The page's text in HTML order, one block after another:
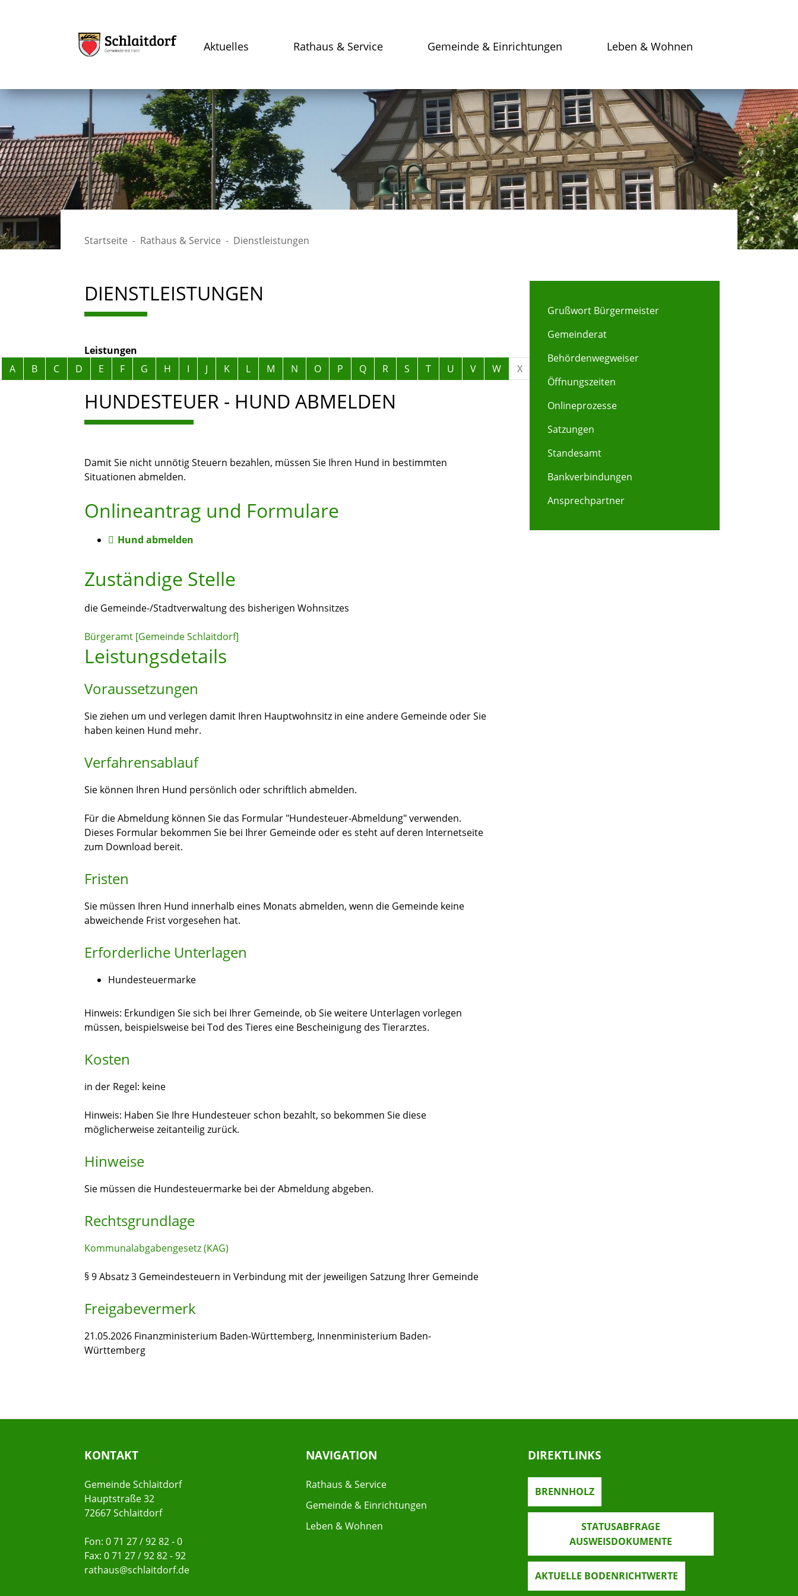
Aktuelles Rathaus & Service Gemeinde & Einrichtungen Leben & Wohnen
Startseite Rathaus & Service Dienstleistungen
DIENSTLEISTUNGEN
Leistungen
Alphabetisches Register überspringen
A B C D E F G H I J K L M N O P Q R S T U V W X
HUNDESTEUER - HUND ABMELDEN
Damit Sie nicht unnötig Steuern bezahlen, müssen Sie Ihren Hund in bestimmten
Situationen abmelden.
Onlineantrag und Formulare
Hund abmelden
Zuständige Stelle
die Gemeinde-/Stadtverwaltung des bisherigen Wohnsitzes
Bürgeramt [Gemeinde Schlaitdorf]
Leistungsdetails
Voraussetzungen
Sie ziehen um und verlegen damit Ihren Hauptwohnsitz in eine andere Gemeinde oder Sie
haben keinen Hund mehr.
Verfahrensablauf
Sie können Ihren Hund persönlich oder schriftlich abmelden.
Für die Abmeldung können Sie das Formular "Hundesteuer-Abmeldung" verwenden.
Dieses Formular bekommen Sie bei Ihrer Gemeinde oder es steht auf deren Internetseite
zum Download bereit.
Fristen
Sie müssen Ihren Hund innerhalb eines Monats abmelden, wenn die Gemeinde keine
abweichende Frist vorgesehen hat.
Erforderliche Unterlagen
Hundesteuermarke
Hinweis: Erkundigen Sie sich bei Ihrer Gemeinde, ob Sie weitere Unterlagen vorlegen
müssen, beispielsweise bei Tod des Tieres eine Bescheinigung des Tierarztes.
Kosten
in der Regel: keine
Hinweis: Haben Sie Ihre Hundesteuer schon bezahlt, so bekommen Sie diese
möglicherweise zeitanteilig zurück.
Hinweise
Sie müssen die Hundesteuermarke bei der Abmeldung abgeben.
Rechtsgrundlage
Kommunalabgabengesetz (KAG)
§ 9 Absatz 3 Gemeindesteuern in Verbindung mit der jeweiligen Satzung Ihrer Gemeinde
Freigabevermerk
21.05.2026 Finanzministerium Baden-Württemberg, Innenministerium Baden-
Württemberg
Grußwort Bürgermeister
Gemeinderat
Behördenwegweiser
Öffnungszeiten
Onlineprozesse
Satzungen
Standesamt
Bankverbindungen
Ansprechpartner
KONTAKT
Gemeinde Schlaitdorf
Hauptstraße 32
72667 Schlaitdorf
Fon: 0 71 27 / 92 82 - 0
Fax: 0 71 27 / 92 82 - 92
rathaus@schlaitdorf.de
NAVIGATION
Rathaus & Service
Gemeinde & Einrichtungen
Leben & Wohnen
DIREKTLINKS
BRENNHOLZ
STATUSABFRAGE
AUSWEISDOKUMENTE
AKTUELLE BODENRICHTWERTE